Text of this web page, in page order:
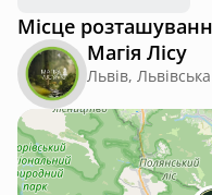
Місце
Магія Лісу
Львів,